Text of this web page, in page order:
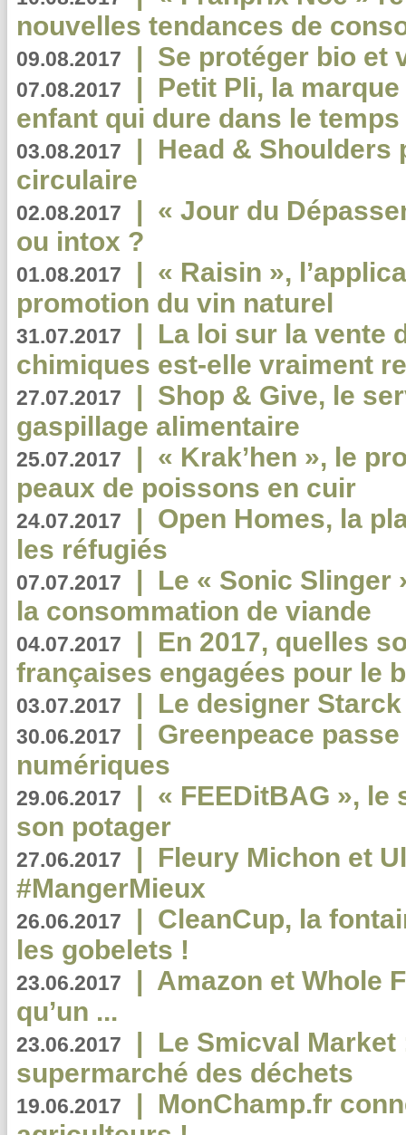
nouvelles tendances de
09.08.2017 | Se protéger bio et
07.08.2017 | Petit Pli, la
enfant qui dure dans le temps
03.08.2017 | Head & Shoulders
circulaire
02.08.2017 | « Jour du
ou intox ?
01.08.2017 | « Raisin »,
promotion du vin naturel
31.07.2017 | La loi sur la vente
chimiques est-elle vraiment
27.07.2017 | Shop & Give, le
gaspillage alimentaire
25.07.2017 | « Krak’hen », le
peaux de poissons en cuir
24.07.2017 | Open Homes, la
les réfugiés
07.07.2017 | Le « Sonic Slinger
la consommation de viande
04.07.2017 | En 2017, quelles
françaises engagées pour le
03.07.2017 | Le designer
30.06.2017 | Greenpeace
numériques
29.06.2017 | « FEEDitBAG », le
son potager
27.06.2017 | Fleury Michon et
#MangerMieux
26.06.2017 | CleanCup, la
les gobelets !
23.06.2017 | Amazon et Whole
qu’un ...
23.06.2017 | Le Smicval
supermarché des déchets
19.06.2017 | MonChamp.fr